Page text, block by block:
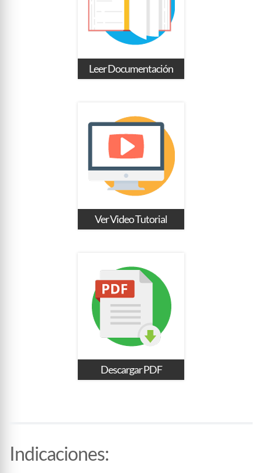
Leer Documentación
Ver Video Tutorial
Descargar PDF
Indicaciones: